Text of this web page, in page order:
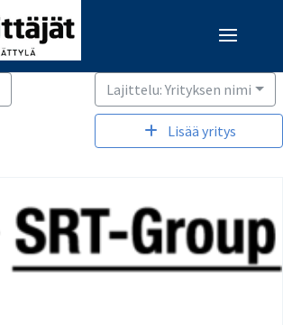
Lajittelu: Yrityksen nimi
Lisää yritys